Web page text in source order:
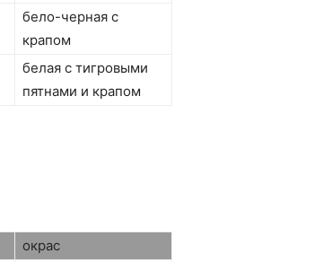
бело-черная с
крапом
белая с тигровыми
пятнами и крапом
окрас